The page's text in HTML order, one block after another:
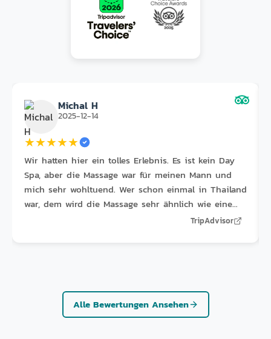
Michal H
2025-12-14
★★★★★
Wir hatten hier ein tolles Erlebnis. Es ist kein Day
Spa, aber die Massage war für meinen Mann und
mich sehr wohltuend. Wer schon einmal in Thailand
war, dem wird die Massage sehr ähnlich wie eine
traditionelle Thai-Ölmassage vorkommen. Das
tiefenwirksame therapeutische Massage zur
Lockerung verspannter Rückenschmerzen suchen,
sind Sie hier möglicherweise nicht richtig.
TripAdvisor
Alle Bewertungen Ansehen